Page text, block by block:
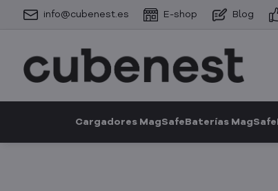
info@cubenest.es E-shop Blog
Cargadores MagSafe Baterías MagSafe